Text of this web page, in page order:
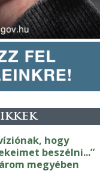
hogy
beszélni...”
megyében